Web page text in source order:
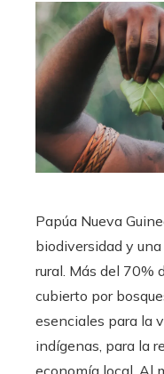
Papúa Nueva
biodiversidad y
rural. Más del 70%
cubierto por
esenciales para la
indígenas, para la